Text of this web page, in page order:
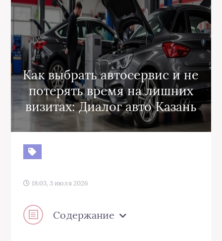
Как выбрать автосервис и не
потерять время на лишних
визитах: Диалог авто Казань
18:03, 3 июля 2026
Содержание